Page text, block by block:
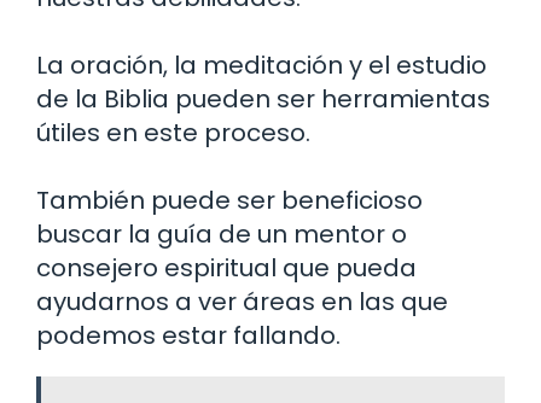
La oración, la meditación y el estudio
de la Biblia pueden ser herramientas
útiles en este proceso.
También puede ser beneficioso
buscar la guía de un mentor o
consejero espiritual que pueda
ayudarnos a ver áreas en las que
podemos estar fallando.